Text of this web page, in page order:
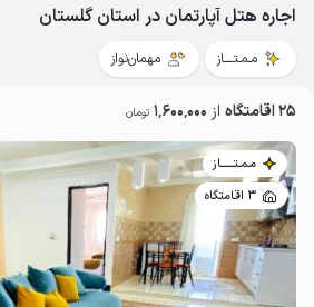
اجاره هتل آپارتمان در استان گلستان
مـمـتــــاز مهمان‌نواز
25 اقامتگاه از 1٬600٬000 تومان
مـمـتــــــاز
3 اقامتگاه